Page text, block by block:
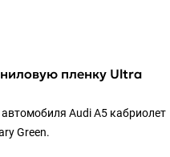
пленку Ultra
Audi A5 кабриолет
Green.